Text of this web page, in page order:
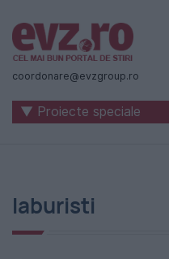
Știri
naționale
internaționale
Evenimentul
coordonare@evzgroup.ro
▼ Proiecte speciale
laburisti